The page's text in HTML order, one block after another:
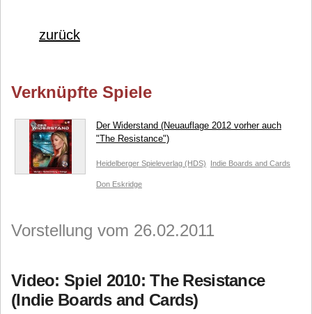
zurück
Verknüpfte Spiele
Der Widerstand (Neuauflage 2012 vorher auch
"The Resistance")
Heidelberger Spieleverlag (HDS) Indie Boards and Cards
Don Eskridge
Vorstellung vom 26.02.2011
Video: Spiel 2010: The Resistance
(Indie Boards and Cards)